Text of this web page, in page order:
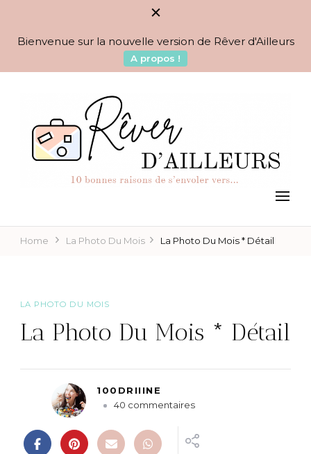
Bienvenue sur la nouvelle version de Rêver d'Ailleurs
A propos !
Rêver d'Ailleurs – 10
raisons de s'envoler vers…
BLOG VOYAGES DEPUIS 2010
Home La Photo Du Mois La Photo Du Mois * Détail
LA PHOTO DU MOIS
La Photo Du Mois * Détail
100DRIIINE
40 commentairess
r
L